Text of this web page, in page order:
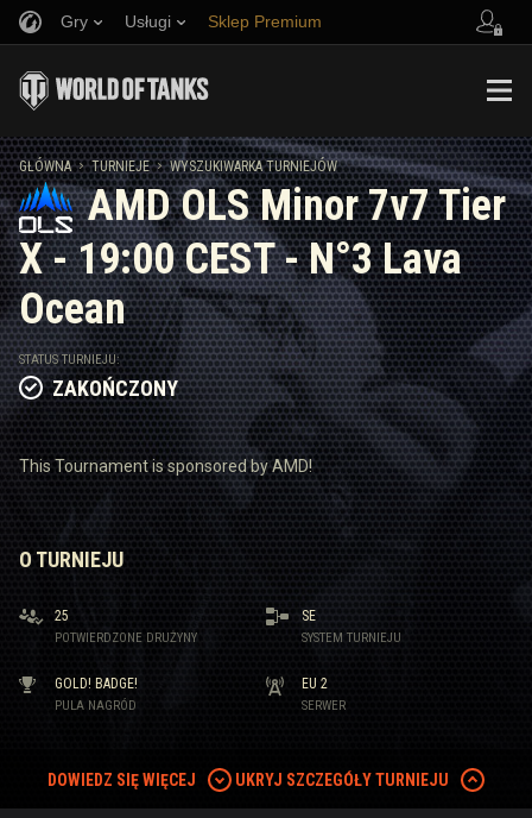
Gry Usługi Sklep Premium
Muzyka
Zasady fair play
Wargaming.net Game Center
Przewodnik po Twitch Drops
Zwerbuj znajomego
Discord
Centrum modów
Media
GŁÓWNA TURNIEJE WYSZUKIWARKA TURNIEJÓW
AMD OLS Minor 7v7 Tier
X - 19:00 CEST - N°3 Lava
Ocean
STATUS TURNIEJU:
ZAKOŃCZONY
This Tournament is sponsored by AMD!
O TURNIEJU
25
POTWIERDZONE DRUŻYNY
SE
SYSTEM TURNIEJU
GOLD! BADGE!
PULA NAGRÓD
EU 2
SERWER
DOWIEDZ SIĘ WIĘCEJ UKRYJ SZCZEGÓŁY TURNIEJU